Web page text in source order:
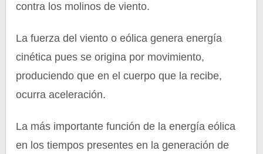
contra los molinos de viento.
La fuerza del viento o eólica genera energía
cinética pues se origina por movimiento,
produciendo que en el cuerpo que la recibe,
ocurra aceleración.
La más importante función de la energía eólica
en los tiempos presentes en la generación de